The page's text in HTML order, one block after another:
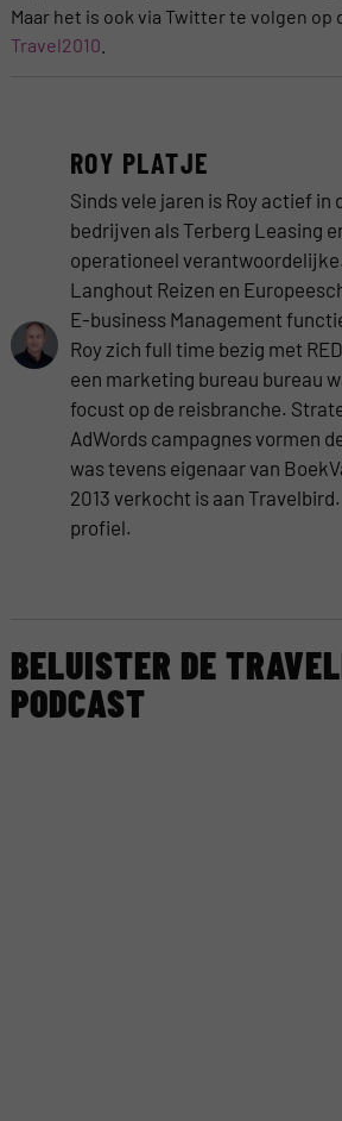
Maar het is ook via Twitter te volgen op
Travel2010
ROY PLATJE
Sinds vele jaren is Roy actief in
bedrijven als Terberg Leasing
operationeel
Langhout Reizen en
E-business Management
Roy zich full time bezig met
een marketing bureau bureau
focust op de reisbranche.
AdWords campagnes vormen
was tevens eigenaar van
2013 verkocht is aan
profiel.
BELUISTER DE
PODCAST